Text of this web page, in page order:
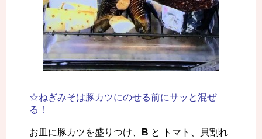
☆ねぎみそは豚カツにのせる前にサッと混ぜ
る！
お皿に豚カツを盛りつけ、 B と トマト、貝割れ